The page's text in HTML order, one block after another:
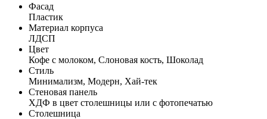
Фасад
Пластик
Материал корпуса
ЛДСП
Цвет
Кофе с молоком, Слоновая кость, Шоколад
Стиль
Минимализм, Модерн, Хай-тек
Стеновая панель
ХДФ в цвет столешницы или с фотопечатью
Столешница